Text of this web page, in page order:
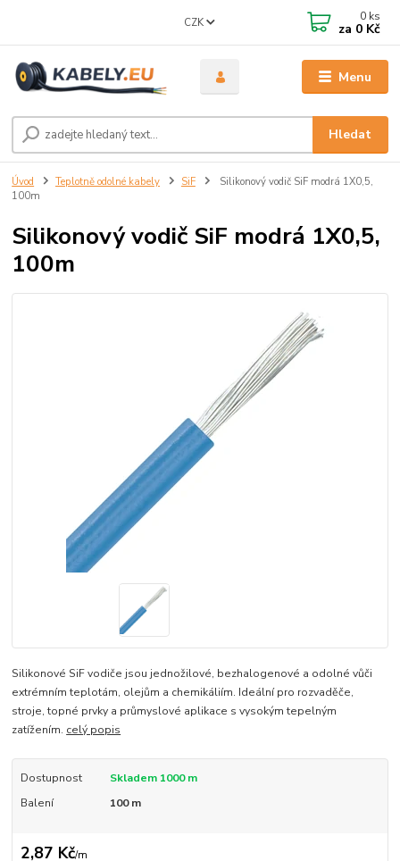
Menu
CZK
Hledat
0 ks
za 0 Kč
Úvod Teplotně odolné kabely SiF
Silikonový vodič SiF modrá 1X0,5,
100m
Silikonový vodič SiF modrá 1X0,5,
100m
Silikonové SiF vodiče jsou jednožilové, bezhalogenové a odolné vůči
extrémním teplotám, olejům a chemikáliím. Ideální pro rozvaděče,
stroje, topné prvky a průmyslové aplikace s vysokým tepelným
zatížením. celý popis
Dostupnost
Skladem 1000 m
Balení
100 m
2,87 Kč/m